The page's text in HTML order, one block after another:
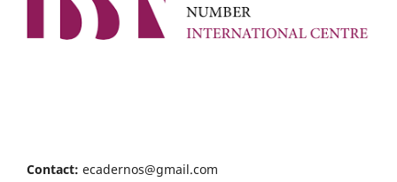
Contact: ecadernos@gmail.com